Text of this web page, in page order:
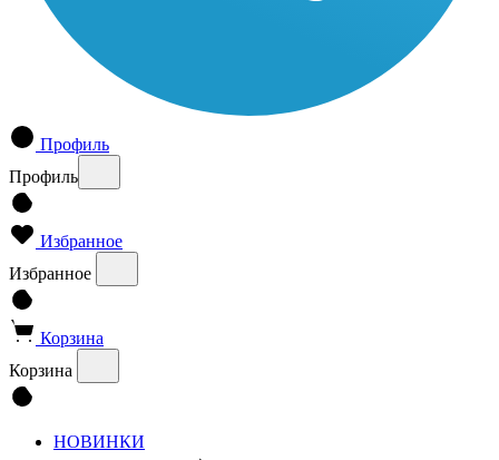
Профиль
Профиль
Избранное
Избранное
Корзина
Корзина
НОВИНКИ